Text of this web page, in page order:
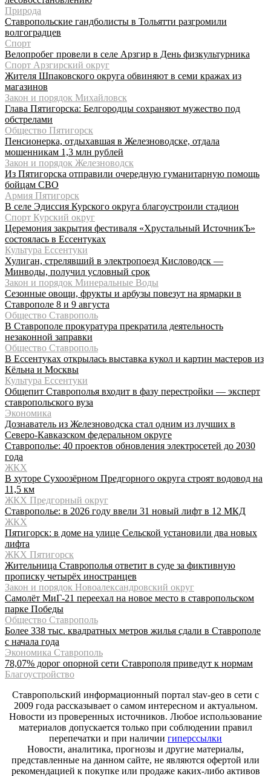
Природа
Ставропольские гандболисты в Тольятти разгромили
волгоградцев
Спорт
Велопробег провели в селе Арзгир в День физкультурника
Спорт Арзгирский округ
Жителя Шпаковского округа обвиняют в семи кражах из
магазинов
Закон и порядок Михайловск
Глава Пятигорска: Белгородцы сохраняют мужество под
обстрелами
Общество Пятигорск
Пенсионерка, отдыхавшая в Железноводске, отдала
мошенникам 1,3 млн рублей
Закон и порядок Железноводск
Из Пятигорска отправили очередную гуманитарную помощь
бойцам СВО
Армия Пятигорск
В селе Эдиссия Курского округа благоустроили стадион
Спорт Курский округ
Церемония закрытия фестиваля «Хрустальный ИсточникЪ»
состоялась в Ессентуках
Культура Ессентуки
Хулиган, стрелявший в электропоезд Кисловодск —
Минводы, получил условный срок
Закон и порядок Минеральные Воды
Сезонные овощи, фрукты и арбузы повезут на ярмарки в
Ставрополе 8 и 9 августа
Общество Ставрополь
В Ставрополе прокуратура прекратила деятельность
незаконной заправки
Общество Ставрополь
В Ессентуках открылась выставка кукол и картин мастеров из
Кёльна и Москвы
Культура Ессентуки
Общепит Ставрополья входит в фазу перестройки — эксперт
ставропольского вуза
Экономика
Дознаватель из Железноводска стал одним из лучших в
Северо-Кавказском федеральном округе
Ставрополье: 40 проектов обновления электросетей до 2030
года
ЖКХ
В хуторе Сухоозёрном Предгорного округа строят водовод на
11,5 км
ЖКХ Предгорный округ
Ставрополье: в 2026 году ввели 31 новый лифт в 12 МКД
ЖКХ
Пятигорск: в доме на улице Сельской установили два новых
лифта
ЖКХ Пятигорск
Жительница Ставрополья ответит в суде за фиктивную
прописку четырёх иностранцев
Закон и порядок Новоалександровский округ
Самолёт МиГ-21 переехал на новое место в ставропольском
парке Победы
Общество Ставрополь
Более 338 тыс. квадратных метров жилья сдали в Ставрополе
с начала года
Экономика Ставрополь
78,07% дорог опорной сети Ставрополя приведут к нормам
Благоустройство
Ставропольский информационный портал stav-geo в сети с
2009 года рассказывает о самом интересном и актуальном.
Новости из проверенных источников. Любое использование
материалов допускается только при соблюдении правил
перепечатки и при наличии гиперссылки
Новости, аналитика, прогнозы и другие материалы,
представленные на данном сайте, не являются офертой или
рекомендацией к покупке или продаже каких-либо активов